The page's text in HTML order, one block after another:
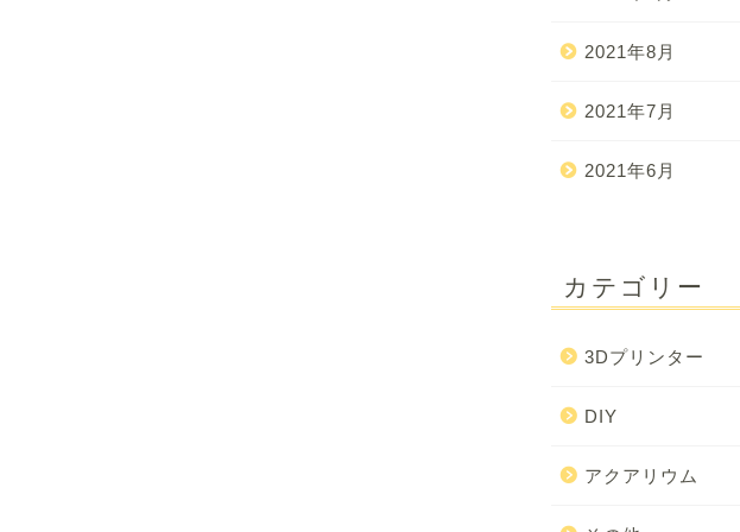
2021年8月
2021年7月
2021年6月
カテゴリー
3Dプリンター
DIY
アクアリウム